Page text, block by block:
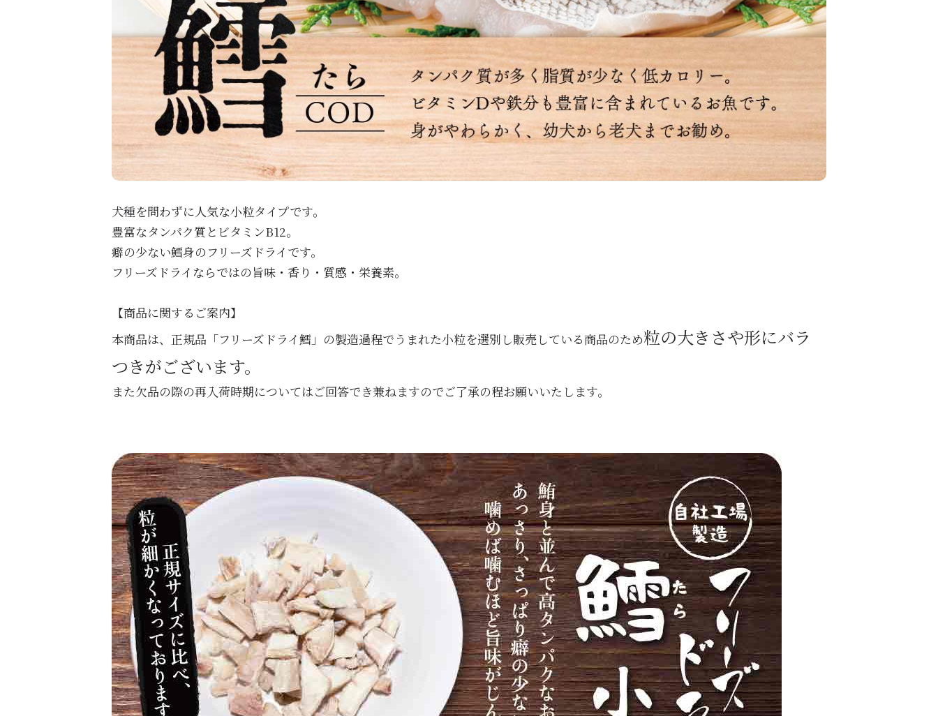
犬種を問わずに人気な小粒タイプです。
豊富なタンパク質とビタミンB12。
癖の少ない鱈身のフリーズドライです。
フリーズドライならではの旨味・香り・質感・栄養素。
【商品に関するご案内】
本商品は、正規品「フリーズドライ鱈」の製造過程でうまれた小粒を選別し販売している商品のため粒の大きさや形にバラ
つきがございます。
また欠品の際の再入荷時期についてはご回答でき兼ねますのでご了承の程お願いいたします。